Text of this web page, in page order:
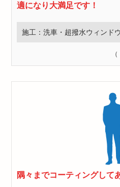
適になり大満足です！
施工：洗車・超撥水ウィンド
隅々までコーティングして